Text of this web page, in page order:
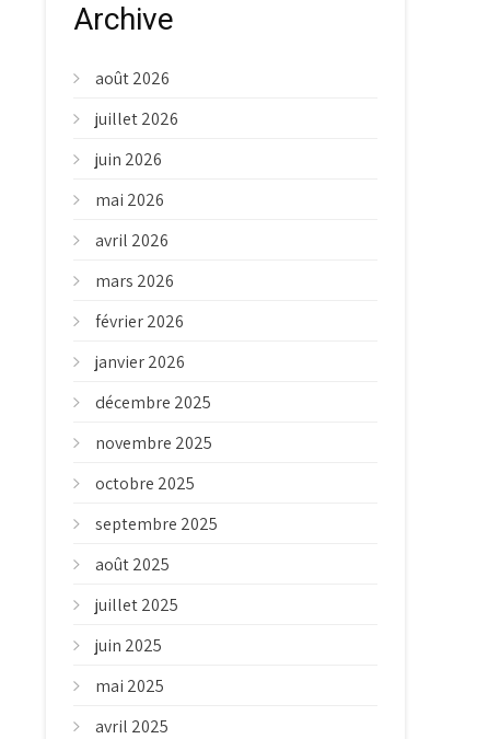
Archive
août 2026
juillet 2026
juin 2026
mai 2026
avril 2026
mars 2026
février 2026
janvier 2026
décembre 2025
novembre 2025
octobre 2025
septembre 2025
août 2025
juillet 2025
juin 2025
mai 2025
avril 2025